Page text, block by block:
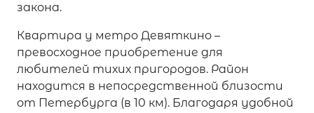
закона.
Квартира у метро Девяткино –
превосходное приобретение для
любителей тихих пригородов. Район
находится в непосредственной близости
от Петербурга (в 10 км). Благодаря удобной